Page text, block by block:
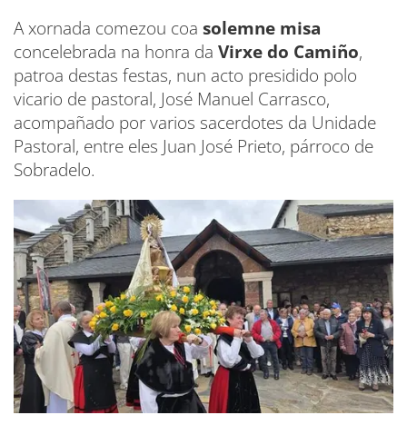
A xornada comezou coa solemne misa
concelebrada na honra da Virxe do Camiño,
patroa destas festas, nun acto presidido polo
vicario de pastoral, José Manuel Carrasco,
acompañado por varios sacerdotes da Unidade
Pastoral, entre eles Juan José Prieto, párroco de
Sobradelo.